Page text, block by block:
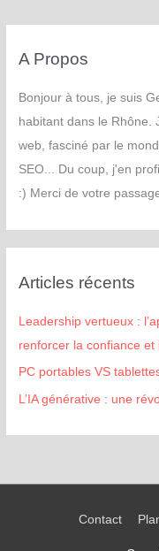
A Propos
Bonjour à tous, je suis
habitant dans le Rhône.
web, fasciné par le
SEO... Du coup, j'en
:) Merci de votre
Articles récents
Leadership vertueux :
renforcer la confiance et
PC portables VS
L’IA générative : une
Contact